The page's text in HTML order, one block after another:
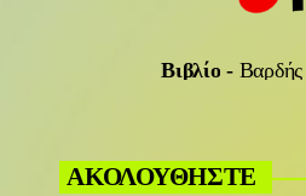
Βιβλίο -
ΑΚΟΛΟΥΘΗΣΤΕ